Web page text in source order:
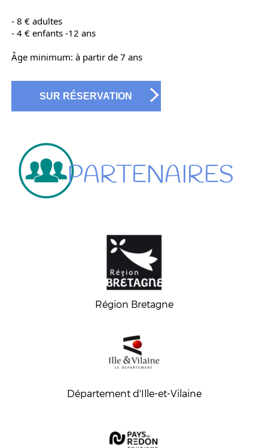
- 8 € adultes
- 4 € enfants -12 ans
Âge minimum: à partir de 7 ans
SUR RÉSERVATION
PARTENAIRES
Région Bretagne
Département d'Ille-et-Vilaine